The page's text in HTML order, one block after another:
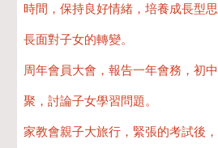
時間，保持良好情緒，培養成長型
長面對子女的轉變。
周年會員大會，報告一年會務，初
聚，討論子女學習問題。
家教會親子大旅行，緊張的考試後